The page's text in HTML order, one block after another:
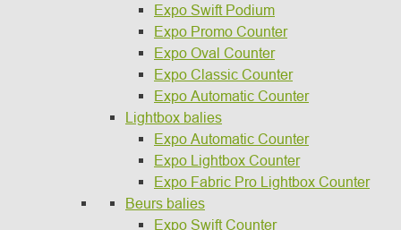
Expo Swift Podium
Expo Promo Counter
Expo Oval Counter
Expo Classic Counter
Expo Automatic Counter
Lightbox balies
Expo Automatic Counter
Expo Lightbox Counter
Expo Fabric Pro Lightbox Counter
Beurs balies
Expo Swift Counter